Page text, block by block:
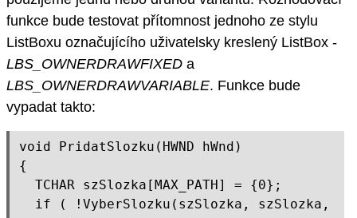
funkce bude testovat přítomnost jednoho ze stylu
ListBoxu označujícího uživatelsky kreslený ListBox -
LBS_OWNERDRAWFIXED a
LBS_OWNERDRAWVARIABLE. Funkce bude
vypadat takto:
void PridatSlozku(HWND hWnd)
{
  TCHAR szSlozka[MAX_PATH] = {0};
if ( !VyberSlozku(szSlozka, szSlozka,